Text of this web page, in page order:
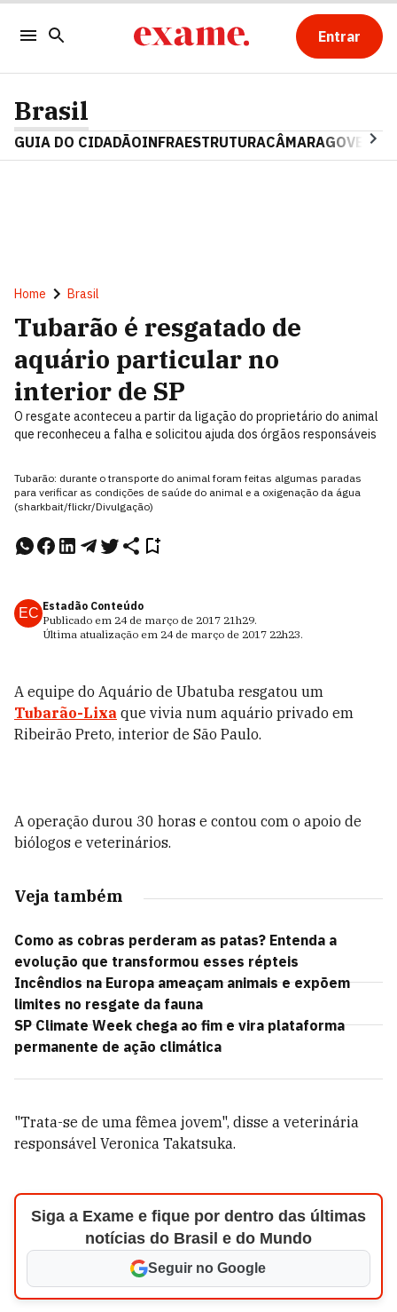
Entrar
Brasil
GUIA DO CIDADÃOINFRAESTRUTURACÂMARAGOVERNO
Home Brasil
Tubarão é resgatado de
aquário particular no
interior de SP
O resgate aconteceu a partir da ligação do proprietário do animal
que reconheceu a falha e solicitou ajuda dos órgãos responsáveis
Tubarão: durante o transporte do animal foram feitas algumas paradas
para verificar as condições de saúde do animal e a oxigenação da água
(sharkbait/flickr/Divulgação)
EC Estadão Conteúdo
Publicado em 24 de março de 2017 21h29.
Última atualização em 24 de março de 2017 22h23.
A equipe do Aquário de Ubatuba resgatou um
Tubarão-Lixa que vivia num aquário privado em
Ribeirão Preto, interior de São Paulo.
A operação durou 30 horas e contou com o apoio de
biólogos e veterinários.
Veja também
Como as cobras perderam as patas? Entenda a
evolução que transformou esses répteis
Incêndios na Europa ameaçam animais e expõem
limites no resgate da fauna
SP Climate Week chega ao fim e vira plataforma
permanente de ação climática
"Trata-se de uma fêmea jovem", disse a veterinária
responsável Veronica Takatsuka.
Siga a Exame e fique por dentro das últimas
notícias do Brasil e do Mundo
Seguir no Google